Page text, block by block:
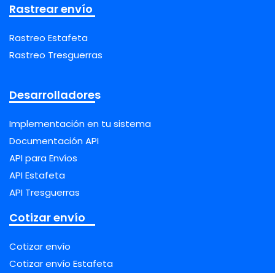
Rastrear envío
Rastreo Estafeta
Rastreo Tresguerras
Desarrolladores
Implementación en tu sistema
Documentación API
API para Envíos
API Estafeta
API Tresguerras
Cotizar envío
Cotizar envío
Cotizar envío Estafeta